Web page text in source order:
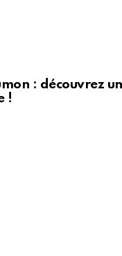
: découvrez
!